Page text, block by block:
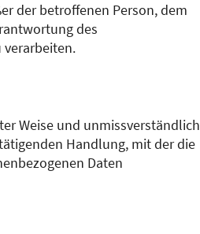
der betroffenen Person, dem
des
verarbeiten.
Weise und unmissverständlich
Handlung, mit der die
Daten